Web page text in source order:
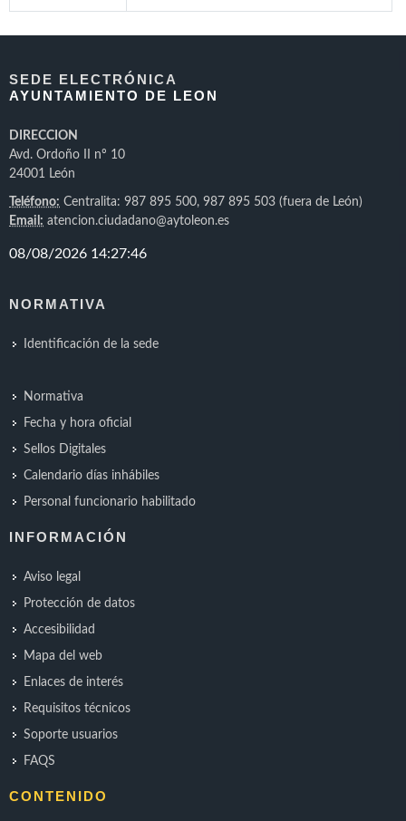
SEDE ELECTRÓNICA
AYUNTAMIENTO DE LEON
DIRECCION
Avd. Ordoño II nº 10
24001 León
Teléfono: Centralita: 987 895 500, 987 895 503 (fuera de León)
Email: atencion.ciudadano@aytoleon.es
NORMATIVA
Identificación de la sede
Normativa
Fecha y hora oficial
Sellos Digitales
Calendario días inhábiles
Personal funcionario habilitado
INFORMACIÓN
Aviso legal
Protección de datos
Accesibilidad
Mapa del web
Enlaces de interés
Requisitos técnicos
Soporte usuarios
FAQS
CONTENIDO